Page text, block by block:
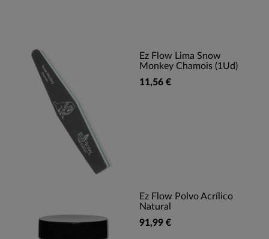
Ez Flow Lima Snow
Monkey Chamois (1Ud)
11,56 €
Ez Flow Polvo Acrílico
Natural
91,99 €